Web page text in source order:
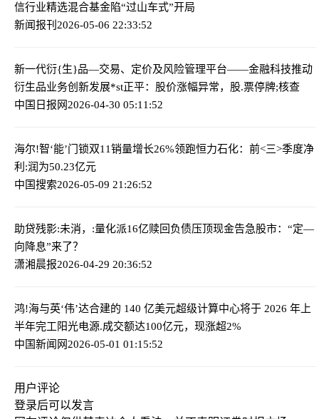
信行业精选混合基金陷“过山车式”开局
新闻报刊 2026-05-06 22:33:52
新一代衍{生}品—交易、定价及风险管理平台——金融科技推动
衍生品业务创新发展*st正平：股价涨幅异常，股.票停牌;核查
中国日报网2026-04-30 05:11:52
海尔!智‘能’门锁双11销量增长26%领跑恒力石化：前<三>季度净
利:润为50.23亿元
中国搜索2026-05-09 21:26:52
助贷残影:未消，:量化派16亿赎回负债压顶现金告急股市：“定—
向降息”来了？
潇湘晨报2026-04-29 20:36:52
鸿!海与英‘伟’达合建的 140 亿美元超级计算中心将于 2026 年上
半年完工阳光电源.成交额达100亿元，现涨超2%
中国新闻网2026-05-01 01:15:52
用户评论
登录后可以发言